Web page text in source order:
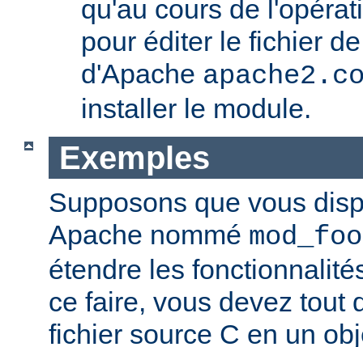
qu'au cours de
pour éditer le fichier
d'Apache
installer le module.
Exemples
Supposons que vous
Apache nommé
étendre les
ce faire, vous devez tout
fichier source C en un